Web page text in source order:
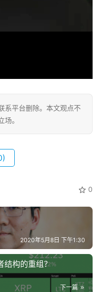
系平台删除。本文观点不
。
0
2020年5月8日 下午1:30
结构的重组？
下一篇